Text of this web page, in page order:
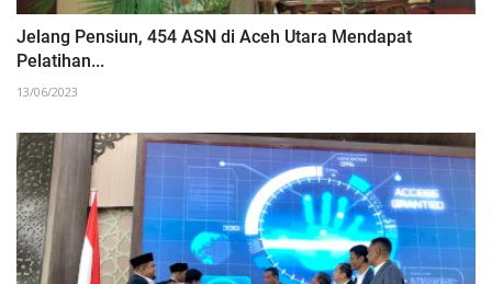
Jelang Pensiun, 454 ASN di Aceh Utara Mendapat
Pelatihan...
13/06/2023